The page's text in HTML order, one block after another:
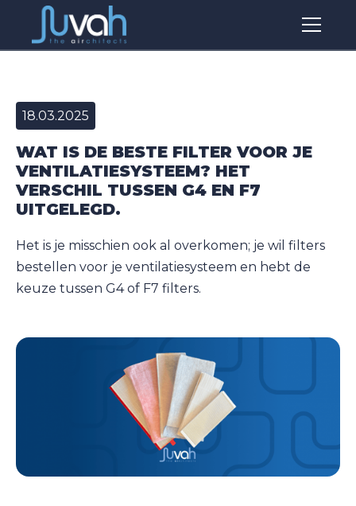
18.03.2025
WAT IS DE BESTE FILTER VOOR JE
VENTILATIESYSTEEM? HET
VERSCHIL TUSSEN G4 EN F7
UITGELEGD.
Het is je misschien ook al overkomen; je wil filters
bestellen voor je ventilatiesysteem en hebt de
keuze tussen G4 of F7 filters.